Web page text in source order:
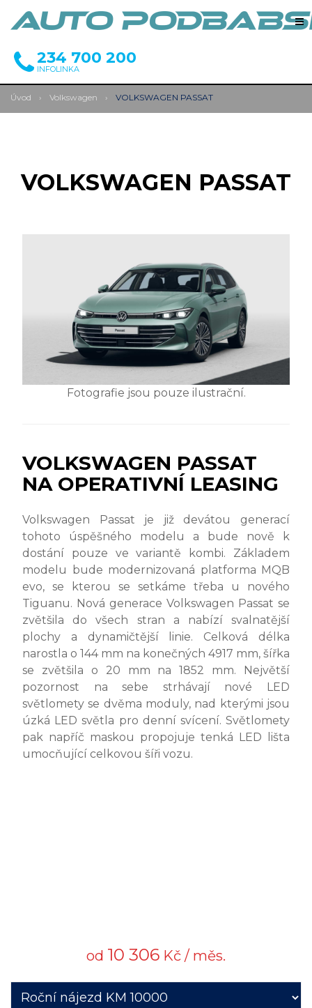
234 700 200
INFOLINKA
Úvod › Volkswagen › VOLKSWAGEN PASSAT
VOLKSWAGEN PASSAT
Fotografie jsou pouze ilustrační.
VOLKSWAGEN PASSAT
NA OPERATIVNÍ LEASING
Volkswagen Passat je již devátou generací
tohoto úspěšného modelu a bude nově k
dostání pouze ve variantě kombi. Základem
modelu bude modernizovaná platforma MQB
evo, se kterou se setkáme třeba u nového
Tiguanu. Nová generace Volkswagen Passat se
zvětšila do všech stran a nabízí svalnatější
plochy a dynamičtější linie. Celková délka
narostla o 144 mm na konečných 4917 mm, šířka
se zvětšila o 20 mm na 1852 mm. Největší
pozornost na sebe strhávají nové LED
světlomety se dvěma moduly, nad kterými jsou
úzká LED světla pro denní svícení. Světlomety
pak napříč maskou propojuje tenká LED lišta
umocňující celkovou šíři vozu.
od 10 306 Kč / měs.